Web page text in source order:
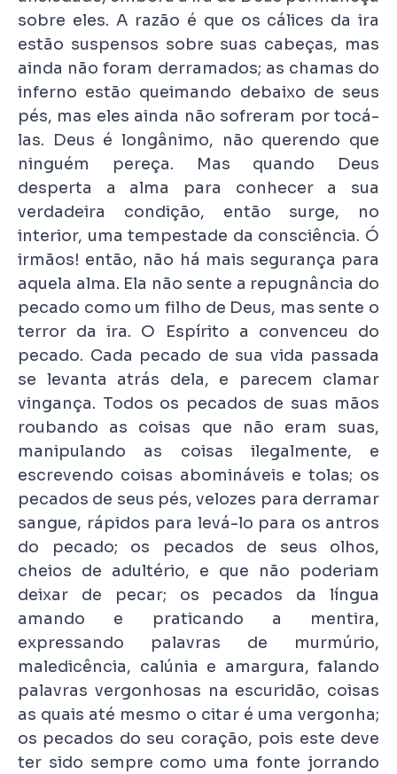
sobre eles. A razão é que os cálices da ira
estão suspensos sobre suas cabeças, mas
ainda não foram derramados; as chamas do
inferno estão queimando debaixo de seus
pés, mas eles ainda não sofreram por tocá-
las. Deus é longânimo, não querendo que
ninguém pereça. Mas quando Deus
desperta a alma para conhecer a sua
verdadeira condição, então surge, no
interior, uma tempestade da consciência. Ó
irmãos! então, não há mais segurança para
aquela alma. Ela não sente a repugnância do
pecado como um filho de Deus, mas sente o
terror da ira. O Espírito a convenceu do
pecado. Cada pecado de sua vida passada
se levanta atrás dela, e parecem clamar
vingança. Todos os pecados de suas mãos
roubando as coisas que não eram suas,
manipulando as coisas ilegalmente, e
escrevendo coisas abomináveis e tolas; os
pecados de seus pés, velozes para derramar
sangue, rápidos para levá-lo para os antros
do pecado; os pecados de seus olhos,
cheios de adultério, e que não poderiam
deixar de pecar; os pecados da língua
amando e praticando a mentira,
expressando palavras de murmúrio,
maledicência, calúnia e amargura, falando
palavras vergonhosas na escuridão, coisas
as quais até mesmo o citar é uma vergonha;
os pecados do seu coração, pois este deve
ter sido sempre como uma fonte jorrando